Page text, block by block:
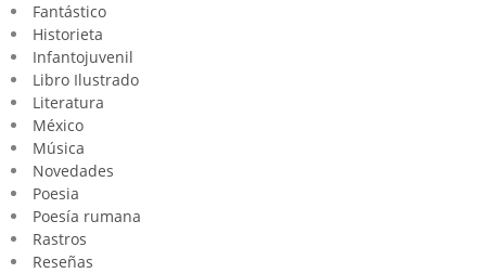
Fantástico
Historieta
Infantojuvenil
Libro Ilustrado
Literatura
México
Música
Novedades
Poesia
Poesía rumana
Rastros
Reseñas